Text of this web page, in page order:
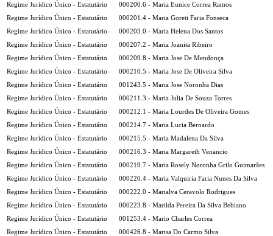
Regime Jurídico Único - Estatutário
000200.6 - Maria Eunice Correa Ramos
Regime Jurídico Único - Estatutário
000201.4 - Maria Goreti Faria Fonseca
Regime Jurídico Único - Estatutário
000203.0 - Maria Helena Dos Santos
Regime Jurídico Único - Estatutário
000207.2 - Maria Joanita Ribeiro
Regime Jurídico Único - Estatutário
000209.8 - Maria Jose De Mendonça
Regime Jurídico Único - Estatutário
000210.5 - Maria Jose De Oliveira Silva
Regime Jurídico Único - Estatutário
001243.5 - Maria Jose Noronha Dias
Regime Jurídico Único - Estatutário
000211.3 - Maria Julia De Souza Torres
Regime Jurídico Único - Estatutário
000212.1 - Maria Lourdes De Oliveira Gomes
Regime Jurídico Único - Estatutário
000214.7 - Maria Lucia Bernardo
Regime Jurídico Único - Estatutário
000215.5 - Maria Madalena Da Silva
Regime Jurídico Único - Estatutário
000216.3 - Maria Margareth Venancio
Regime Jurídico Único - Estatutário
000219.7 - Maria Rosely Noronha Grilo Guimarães
Regime Jurídico Único - Estatutário
000220.4 - Maria Valquiria Faria Nunes Da Silva
Regime Jurídico Único - Estatutário
000222.0 - Marialva Ceravolo Rodrigues
Regime Jurídico Único - Estatutário
000223.8 - Marilda Pereira Da Silva Bebiano
Regime Jurídico Único - Estatutário
001253.4 - Mario Charles Correa
Regime Jurídico Único - Estatutário
000426.8 - Marisa Do Carmo Silva